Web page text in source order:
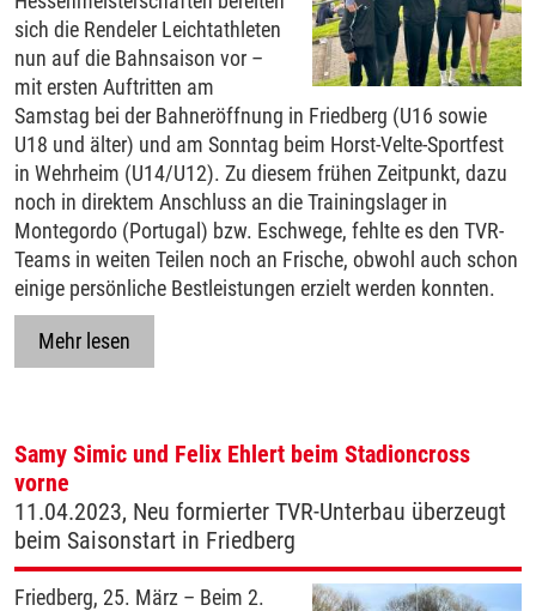
sich die Rendeler Leichtathleten
nun auf die Bahnsaison vor –
mit ersten Auftritten am
Samstag bei der Bahneröffnung in Friedberg (U16 sowie
U18 und älter) und am Sonntag beim Horst-Velte-Sportfest
in Wehrheim (U14/U12). Zu diesem frühen Zeitpunkt, dazu
noch in direktem Anschluss an die Trainingslager in
Montegordo (Portugal) bzw. Eschwege, fehlte es den TVR-
Teams in weiten Teilen noch an Frische, obwohl auch schon
einige persönliche Bestleistungen erzielt werden konnten.
Mehr lesen
Samy Simic und Felix Ehlert beim Stadioncross
vorne
11.04.2023, Neu formierter TVR-Unterbau überzeugt
beim Saisonstart in Friedberg
Friedberg, 25. März – Beim 2.